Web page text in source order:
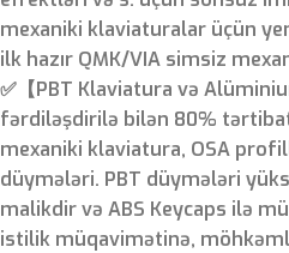
mexaniki klaviaturalar üçün
ilk hazır QMK/VIA simsiz
✅【PBT Klaviatura və
fərdiləşdirilə bilən 80%
mexaniki klaviatura, OSA
düymələri. PBT düymələri
malikdir və ABS Keycaps ilə
istilik müqavimətinə,